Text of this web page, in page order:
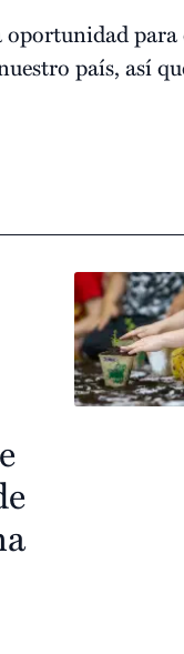
oportunidad
país, así